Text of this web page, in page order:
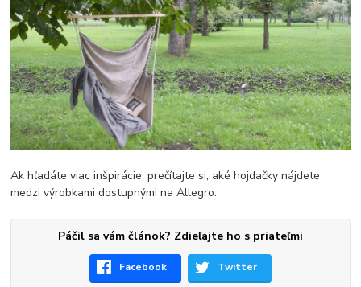
Ak hľadáte viac inšpirácie, prečítajte si, aké hojdačky nájdete
medzi výrobkami dostupnými na Allegro.
Páčil sa vám článok? Zdieľajte ho s priateľmi
Facebook Twitter